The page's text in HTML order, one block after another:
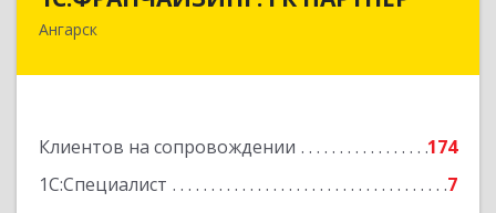
Ангарск
Клиентов на сопровождении
174
1С:Специалист
7